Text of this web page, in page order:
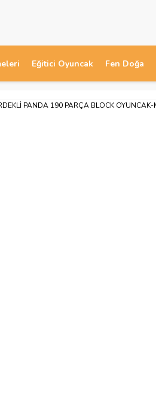
Eğitici Oyuncak Fen Doğa